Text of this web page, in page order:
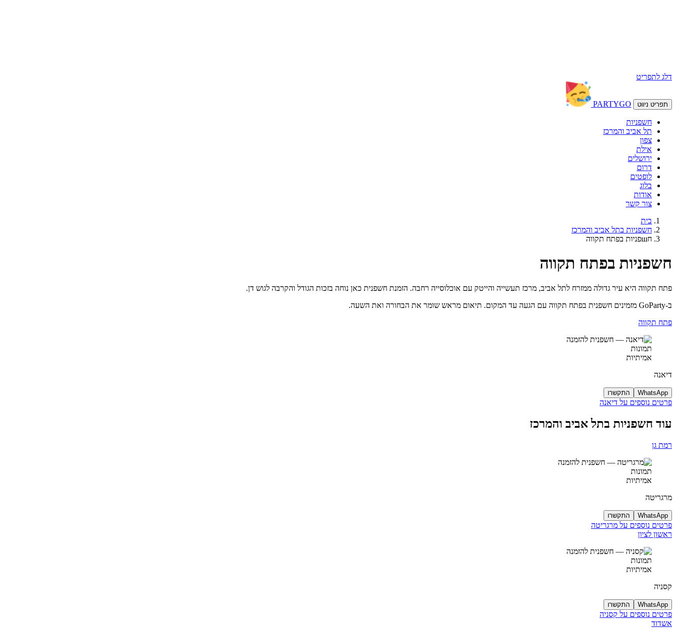
דלג לתפריט
תפריט ניווט PARTYGO
חשפניות
תל אביב והמרכז
צפון
אילת
ירושלים
דרום
לופטים
בלוג
אודות
צור קשר
בית
חשפניות בתל אביב והמרכז
חшפניות בפתח תקווה
חשפניות בפתח תקווה
פתח תקווה היא עיר גדולה ממזרח לתל אביב, מרכז תעשייה והייטק עם אוכלוסייה רחבה. הזמנת חשפנית כאן נוחה בזכות הגודל והקרבה לגוש דן.
ב-GoParty מזמינים חשפנית בפתח תקווה עם הגעה עד המקום. תיאום מראש שומר את הבחורה ואת השעה.
פתח תקווה
תמונות
אמיתיות
דיאנה
WhatsApp התקשרו
פרטים נוספים על דיאנה
עוד חשפניות בתל אביב והמרכז
רמת גן
תמונות
אמיתיות
מרגריטה
WhatsApp התקשרו
פרטים נוספים על מרגריטה
ראשון לציון
תמונות
אמיתיות
קסניה
WhatsApp התקשרו
פרטים נוספים על קסניה
אשדוד